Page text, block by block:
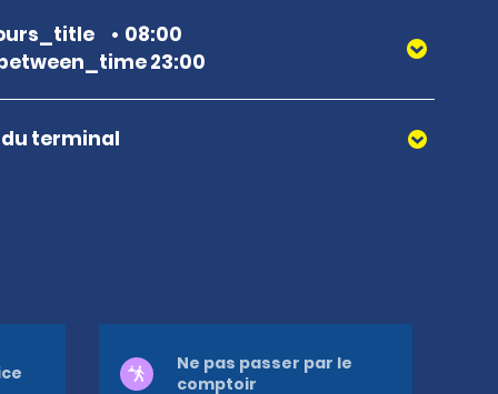
08:00
23:00
terminal
Ne pas passer par le
comptoir